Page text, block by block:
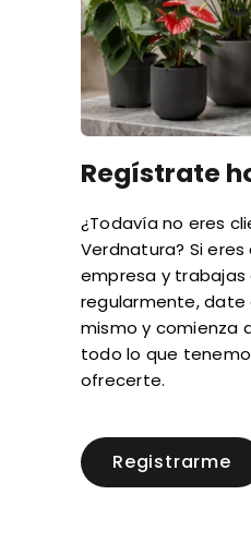
Regístrate
¿Todavía no eres
Verdnatura? Si
empresa y trabajas
regularmente,
mismo y comienza
todo lo que
ofrecerte.
Registrarme